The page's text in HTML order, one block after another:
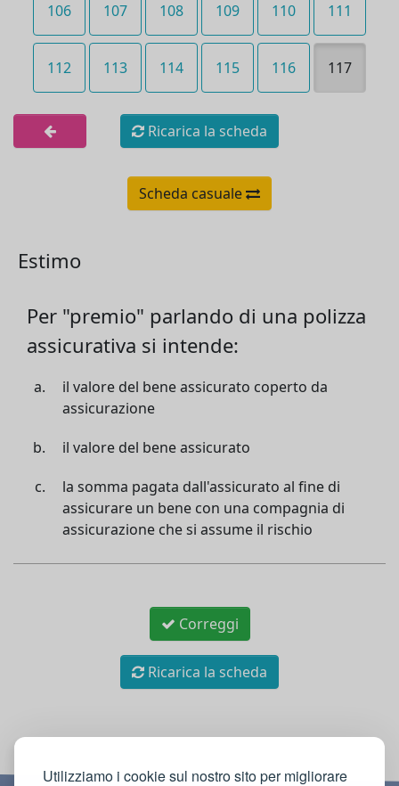
Utilizziamo i cookie sul nostro sito per migliorare
106 107 108 109 110 111
112 113 114 115 116 117
Ricarica la scheda
Scheda casuale
Estimo
Per "premio" parlando di una polizza
assicurativa si intende:
il valore del bene assicurato coperto da
assicurazione
il valore del bene assicurato
la somma pagata dall'assicurato al fine di
assicurare un bene con una compagnia di
assicurazione che si assume il rischio
Correggi
Ricarica la scheda